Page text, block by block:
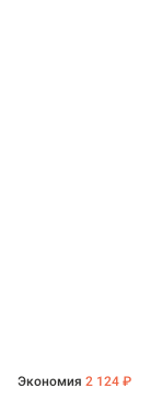
Экономия 2 124 ₽